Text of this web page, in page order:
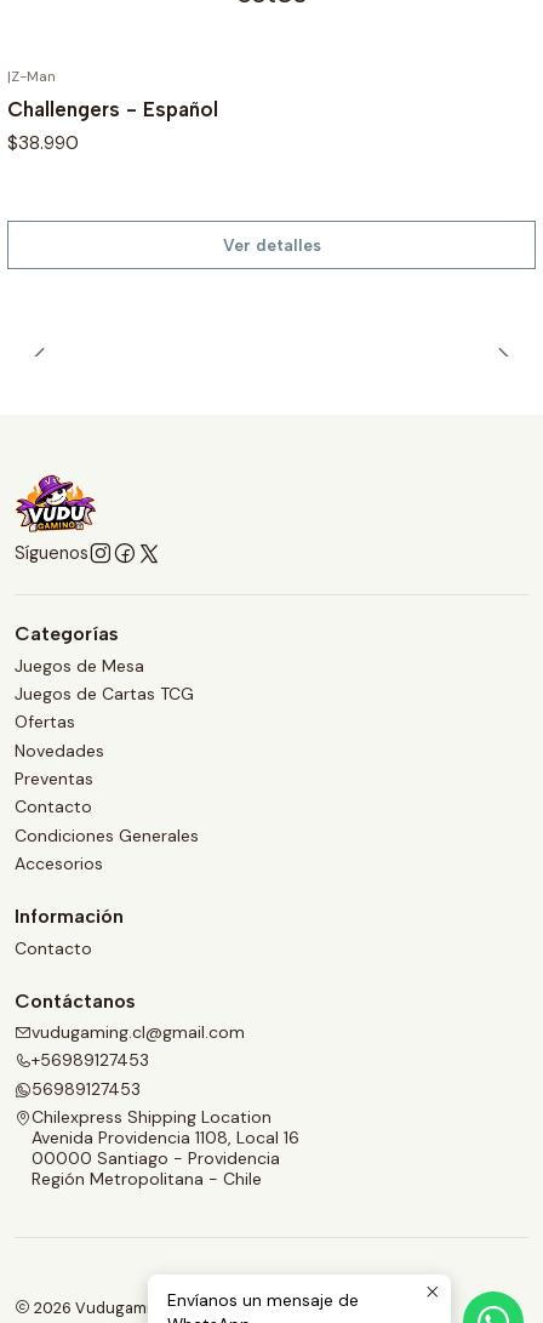
|Z-Man
Challengers - Español
$38.990
Ver detalles
Síguenos
Categorías
Juegos de Mesa
Juegos de Cartas TCG
Ofertas
Novedades
Preventas
Contacto
Condiciones Generales
Accesorios
Información
Contacto
Contáctanos
vudugaming.cl@gmail.com
+56989127453
56989127453
Chilexpress Shipping Location
Avenida Providencia 1108, Local 16
00000 Santiago - Providencia
Región Metropolitana - Chile
2026 Vudugaming.Envíanos un mensaje de